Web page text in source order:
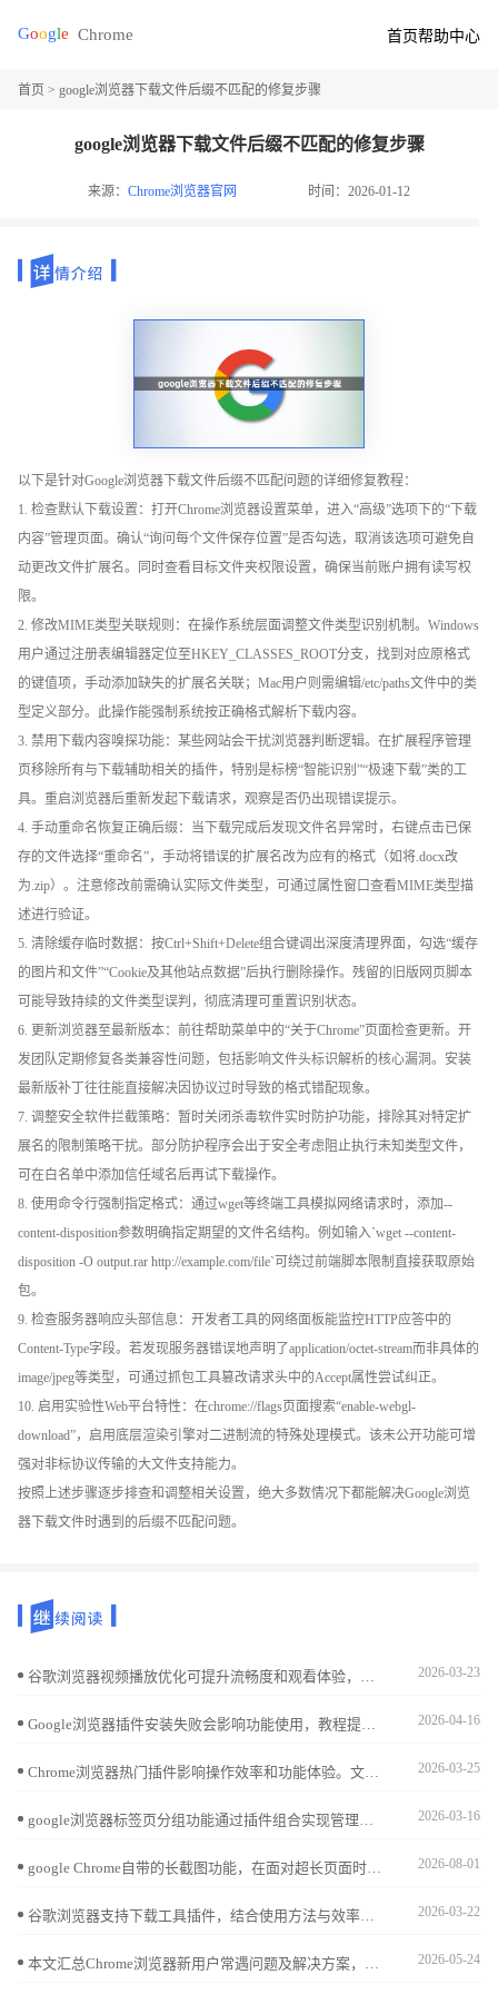
首页帮助中心
首页 > google浏览器下载文件后缀不匹配的修复步骤
google浏览器下载文件后缀不匹配的修复步骤
来源：Chrome浏览器官网 时间：2026-01-12
以下是针对Google浏览器下载文件后缀不匹配问题的详细修复教程：
1. 检查默认下载设置：打开Chrome浏览器设置菜单，进入“高级”选项下的“下载
内容”管理页面。确认“询问每个文件保存位置”是否勾选，取消该选项可避免自
动更改文件扩展名。同时查看目标文件夹权限设置，确保当前账户拥有读写权
限。
2. 修改MIME类型关联规则：在操作系统层面调整文件类型识别机制。Windows
用户通过注册表编辑器定位至HKEY_CLASSES_ROOT分支，找到对应原格式
的键值项，手动添加缺失的扩展名关联；Mac用户则需编辑/etc/paths文件中的类
型定义部分。此操作能强制系统按正确格式解析下载内容。
3. 禁用下载内容嗅探功能：某些网站会干扰浏览器判断逻辑。在扩展程序管理
页移除所有与下载辅助相关的插件，特别是标榜“智能识别”“极速下载”类的工
具。重启浏览器后重新发起下载请求，观察是否仍出现错误提示。
4. 手动重命名恢复正确后缀：当下载完成后发现文件名异常时，右键点击已保
存的文件选择“重命名”，手动将错误的扩展名改为应有的格式（如将.docx改
为.zip）。注意修改前需确认实际文件类型，可通过属性窗口查看MIME类型描
述进行验证。
5. 清除缓存临时数据：按Ctrl+Shift+Delete组合键调出深度清理界面，勾选“缓存
的图片和文件”“Cookie及其他站点数据”后执行删除操作。残留的旧版网页脚本
可能导致持续的文件类型误判，彻底清理可重置识别状态。
6. 更新浏览器至最新版本：前往帮助菜单中的“关于Chrome”页面检查更新。开
发团队定期修复各类兼容性问题，包括影响文件头标识解析的核心漏洞。安装
最新版补丁往往能直接解决因协议过时导致的格式错配现象。
7. 调整安全软件拦截策略：暂时关闭杀毒软件实时防护功能，排除其对特定扩
展名的限制策略干扰。部分防护程序会出于安全考虑阻止执行未知类型文件，
可在白名单中添加信任域名后再试下载操作。
8. 使用命令行强制指定格式：通过wget等终端工具模拟网络请求时，添加--
content-disposition参数明确指定期望的文件名结构。例如输入`wget --content-
disposition -O output.rar http://example.com/file`可绕过前端脚本限制直接获取原始
包。
9. 检查服务器响应头部信息：开发者工具的网络面板能监控HTTP应答中的
Content-Type字段。若发现服务器错误地声明了application/octet-stream而非具体的
image/jpeg等类型，可通过抓包工具篡改请求头中的Accept属性尝试纠正。
10. 启用实验性Web平台特性：在chrome://flags页面搜索“enable-webgl-
download”，启用底层渲染引擎对二进制流的特殊处理模式。该未公开功能可增
强对非标协议传输的大文件支持能力。
按照上述步骤逐步排查和调整相关设置，绝大多数情况下都能解决Google浏览
器下载文件时遇到的后缀不匹配问题。
谷歌浏览器视频播放优化可提升流畅度和观看体验，本文全面分析操作效果，帮助用户实现高清视频顺畅播放。 2026-03-23
Google浏览器插件安装失败会影响功能使用，教程提供修复操作实操方法，帮助用户确保插件正常可用。 2026-04-16
Chrome浏览器热门插件影响操作效率和功能体验。文章提供实用测评报告，帮助用户科学选择插件，实现高效使用体验。 2026-03-25
google浏览器标签页分组功能通过插件组合实现管理效率提升，优化方案帮助用户轻松分类和切换标签页，带来更智能的使用体验。 2026-03-16
google Chrome自带的长截图功能，在面对超长页面时表现如何？本文将原生工具与主流专业截图插件进行效能对比，客观评估二者在图像渲染画质、标注易用性及导出效率上的差异。 2026-08-01
谷歌浏览器支持下载工具插件，结合使用方法与效率提升经验，帮助用户实现快速下载与高效管理。 2026-03-22
本文汇总Chrome浏览器新用户常遇问题及解决方案，结合实用操作教程，帮助快速上手使用浏览器。 2026-05-24